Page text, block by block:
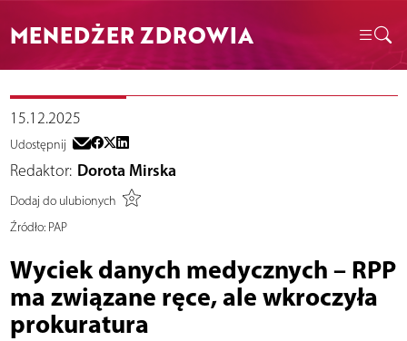
MENEDŻER ZDROWIA
15.12.2025
Udostępnij
Redaktor: Dorota Mirska
Dodaj do ulubionych
Źródło:PAP
Wyciek danych medycznych – RPP
ma związane ręce, ale wkroczyła
prokuratura